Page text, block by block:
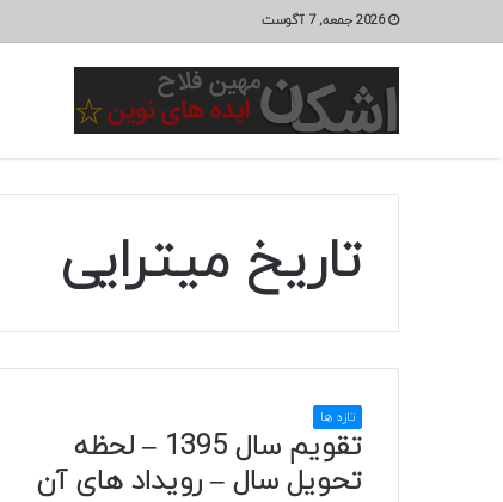
2026 جمعه, 7 آگوست
تاریخ میترایی
تازه ها
تقویم سال 1395 – لحظه
تحویل سال – رویداد های آن